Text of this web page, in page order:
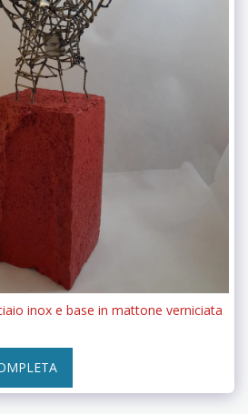
inox e base in mattone verniciata